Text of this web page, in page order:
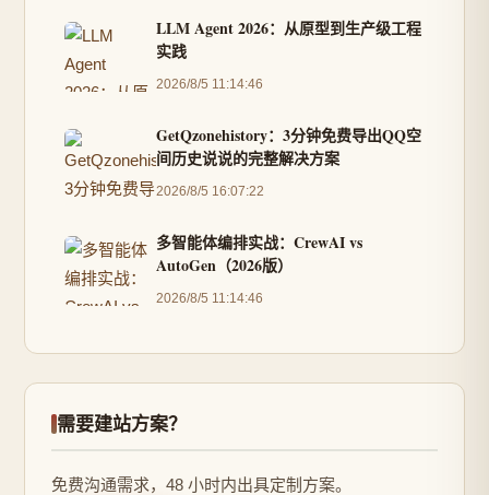
LLM Agent 2026：从原型到生产级工程
实践
2026/8/5 11:14:46
GetQzonehistory：3分钟免费导出QQ空
间历史说说的完整解决方案
2026/8/5 16:07:22
多智能体编排实战：CrewAI vs
AutoGen（2026版）
2026/8/5 11:14:46
需要建站方案？
免费沟通需求，48 小时内出具定制方案。